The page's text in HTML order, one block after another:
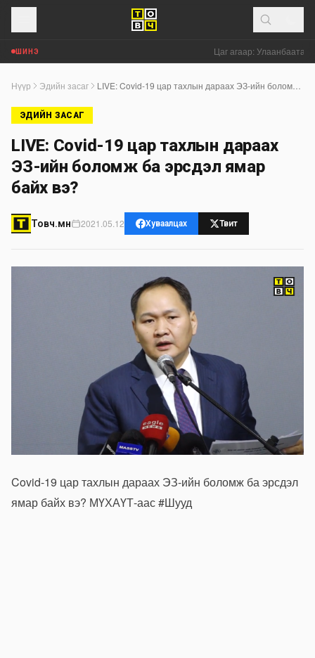
ШИНЭ Цаг агаар: Улаанбаатар
Нүүр Эдийн засаг
ЭДИЙН ЗАСАГ
LIVE: Covid-19 цар тахлын дараах
ЭЗ-ийн боломж ба эрсдэл ямар
байх вэ?
Товч.мн 2021.05.12 Хуваалцах Твит
Covid-19 цар тахлын дараах ЭЗ-ийн боломж ба эрсдэл
ямар байх вэ? МҮХАҮТ-аас#Шууд